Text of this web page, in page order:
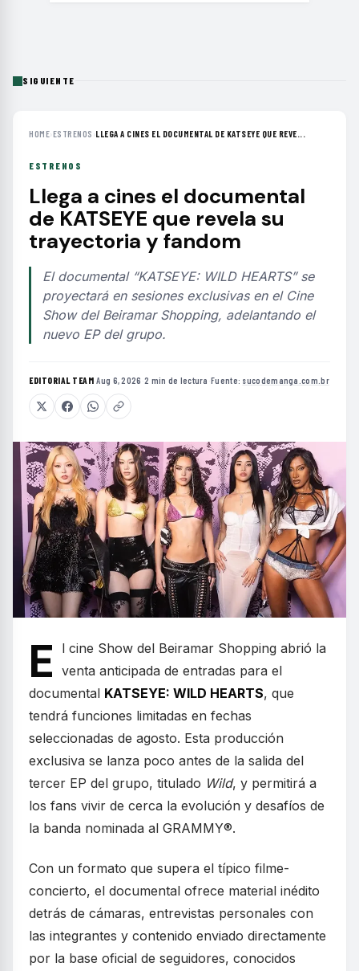
SIGUIENTE
HOME›ESTRENOS ›LLEGA A CINES EL DOCUMENTAL DE KATSEYE QUE REVE...
ESTRENOS
Llega a cines el documental
de KATSEYE que revela su
trayectoria y fandom
El documental “KATSEYE: WILD HEARTS” se
proyectará en sesiones exclusivas en el Cine
Show del Beiramar Shopping, adelantando el
nuevo EP del grupo.
EDITORIAL TEAM·Aug 6, 2026 ·2 min de lectura ·Fuente: sucodemanga.com.br
E
l cine Show del Beiramar Shopping abrió la
venta anticipada de entradas para el
documental KATSEYE: WILD HEARTS, que
tendrá funciones limitadas en fechas
seleccionadas de agosto. Esta producción
exclusiva se lanza poco antes de la salida del
tercer EP del grupo, titulado Wild, y permitirá a
los fans vivir de cerca la evolución y desafíos de
la banda nominada al GRAMMY®.
Con un formato que supera el típico filme-
concierto, el documental ofrece material inédito
detrás de cámaras, entrevistas personales con
las integrantes y contenido enviado directamente
por la base oficial de seguidores, conocidos